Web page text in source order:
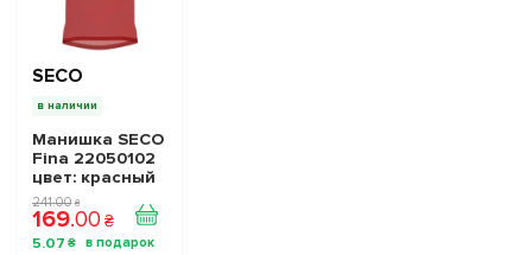
SECO
в наличии
Манишка SECO
Fina 22050102
цвет: красный
241.00 ₴
169.00 ₴
5.07 ₴